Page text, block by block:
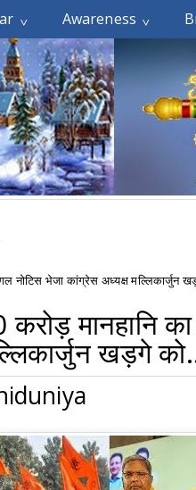
Awareness
नोटिस भेजा कांग्रेस अध्यक्ष मल्लिकार्जुन
मानहानि
खड़गे